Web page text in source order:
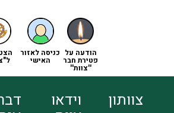
כניסה לאזור
האישי
הודעה על
פטירת חבר
''צוות''
צוותון וידאו